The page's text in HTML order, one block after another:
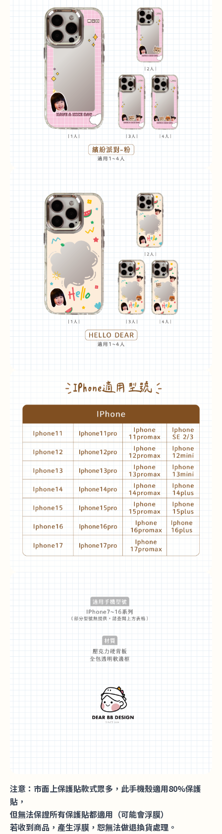
注意：市面上保護貼款式眾多，此手機殼適用80%保護
貼，
但無法保證所有保護貼都適用（可能會浮膜）
若收到商品，產生浮膜，恕無法做退換貨處理。